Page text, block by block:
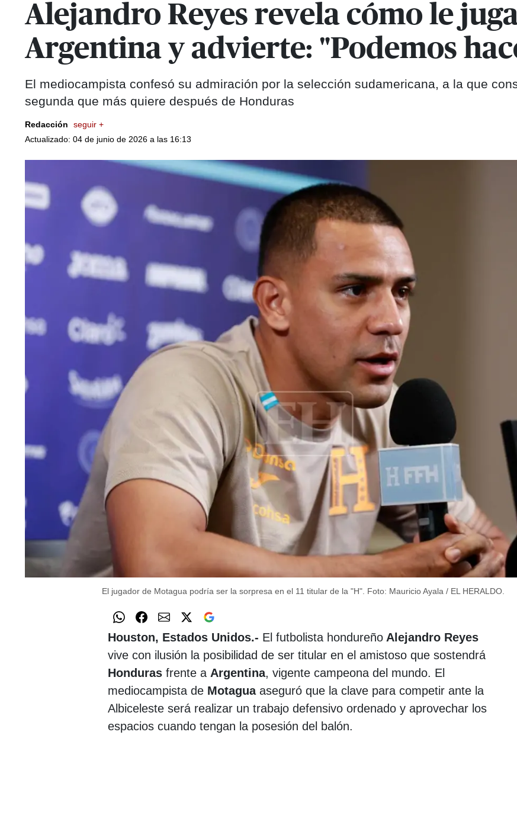
Alejandro Reyes revela cómo le
Argentina y advierte: "Podemos
El mediocampista confesó su admiración por la selección sudamericana, a la que
segunda que más quiere después de Honduras
Redacción
seguir +
Actualizado: 04 de junio de 2026 a las 16:13
El jugador de Motagua podría ser la sorpresa en el 11 titular de la "H". Foto: Mauricio Ayala / EL HERALDO.
Houston, Estados Unidos.- El futbolista hondureñoAlejandro Reyes
vive con ilusión la posibilidad de ser titular en el amistoso que sostendrá
Honduras frente a Argentina, vigente campeona del mundo. El
mediocampista de Motaguaaseguró que la clave para competir ante la
Albiceleste será realizar un trabajo defensivo ordenado y aprovechar los
espacios cuando tengan la posesión del balón.